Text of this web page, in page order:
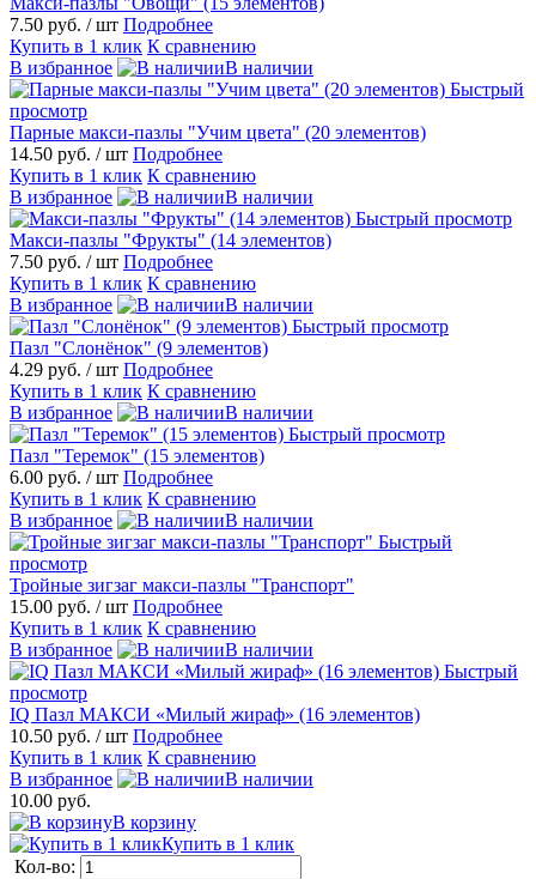
7.50 руб. / шт Подробнее
Купить в 1 клик К сравнению
В избранное
В наличии
Быстрый
просмотр
Парные макси-пазлы "Учим цвета" (20 элементов)
14.50 руб. / шт Подробнее
Купить в 1 клик К сравнению
В избранное
В наличии
Быстрый просмотр
Макси-пазлы "Фрукты" (14 элементов)
7.50 руб. / шт Подробнее
Купить в 1 клик К сравнению
В избранное
В наличии
Быстрый просмотр
Пазл "Слонёнок" (9 элементов)
4.29 руб. / шт Подробнее
Купить в 1 клик К сравнению
В избранное
В наличии
Быстрый просмотр
Пазл "Теремок" (15 элементов)
6.00 руб. / шт Подробнее
Купить в 1 клик К сравнению
В избранное
В наличии
Быстрый
просмотр
Тройные зигзаг макси-пазлы "Транспорт"
15.00 руб. / шт Подробнее
Купить в 1 клик К сравнению
В избранное
В наличии
Быстрый
просмотр
IQ Пазл МАКСИ «Милый жираф» (16 элементов)
10.50 руб. / шт Подробнее
Купить в 1 клик К сравнению
В избранное
В наличии
10.00 руб.
В корзину
Купить в 1 клик
Кол-во: